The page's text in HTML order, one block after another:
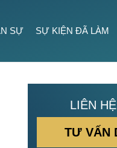
SỰ SỰ KIỆN ĐÃ LÀM
LIÊN
TƯ VẤN